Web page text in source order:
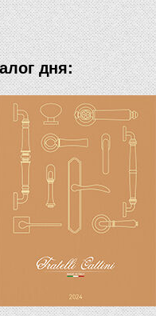
дня: